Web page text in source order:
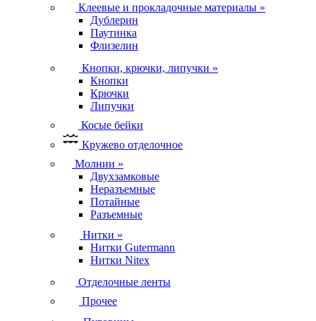
Клеевые и прокладочные материалы »
Дублерин
Паутинка
Флизелин
Кнопки, крючки, липучки »
Кнопки
Крючки
Липучки
Косые бейки
Кружево отделочное
Молнии »
Двухзамковые
Неразъемные
Потайные
Разъемные
Нитки »
Нитки Gutermann
Нитки Nitex
Отделочные ленты
Прочее